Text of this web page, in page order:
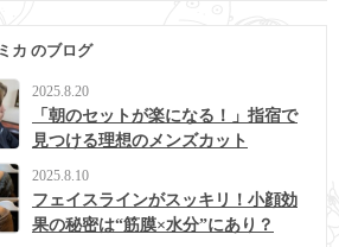
カ のブログ
2025.8.20
「朝のセットが楽になる！」指宿で
見つける理想のメンズカット
2025.8.10
フェイスラインがスッキリ！小顔効
果の秘密は“筋膜×水分”にあり？